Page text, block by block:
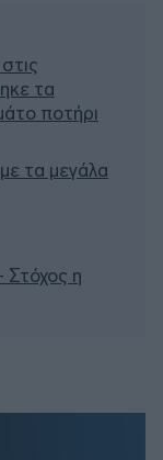
τα
ποτήρι
τα μεγάλα
η